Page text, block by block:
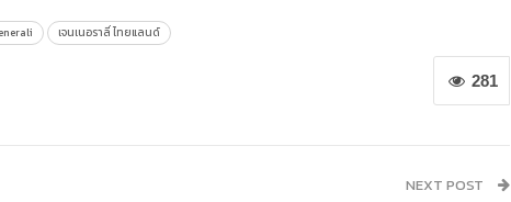
เจนเนอราลี่ ไทยแลนด์
281
NEXT POST